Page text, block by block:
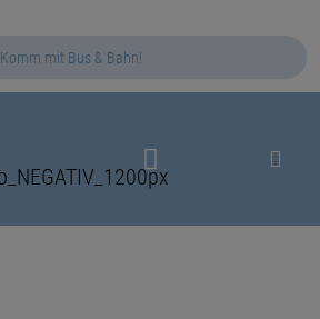
Komm mit Bus & Bahn!